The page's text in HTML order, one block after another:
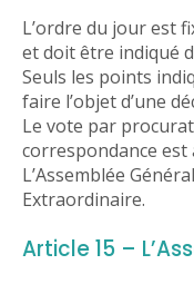
L’ordre du jour est
et doit être indiqué
Seuls les points
faire l’objet d’une
Le vote par
correspondance est
L’Assemblée
Extraordinaire.
Article 15 –